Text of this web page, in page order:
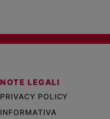
NOTE LEGALI
PRIVACY POLICY
INFORMATIVA